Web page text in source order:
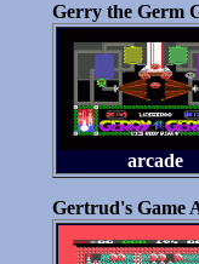
Gerry the Germ
arcade
Gertrud's Game